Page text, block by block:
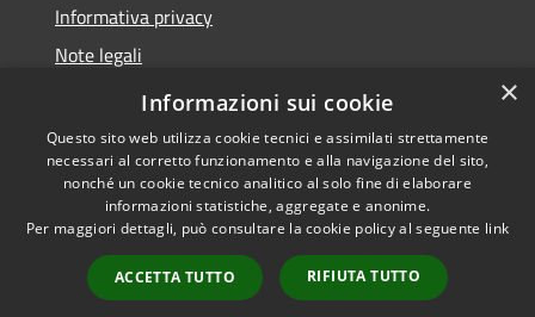
Informativa privacy
Note legali
Dichiarazione di accessibilità
Accessibilità
Copyright © 2026 • Comune di
Marliana • Powered by
Municipium•
Accesso
redazione
×
Informazioni sui cookie
Questo sito web utilizza cookie tecnici e assimilati strettamente
necessari al corretto funzionamento e alla navigazione del sito,
nonché un cookie tecnico analitico al solo fine di elaborare
informazioni statistiche, aggregate e anonime.
Per maggiori dettagli, può consultare la cookie policy al seguente link
ACCETTA TUTTO RIFIUTA TUTTO